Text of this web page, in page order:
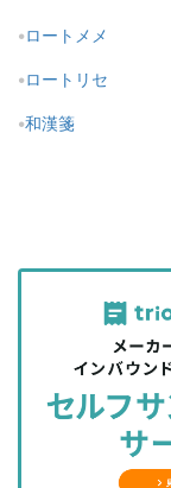
ロートメメ
ロートリセ
和漢箋